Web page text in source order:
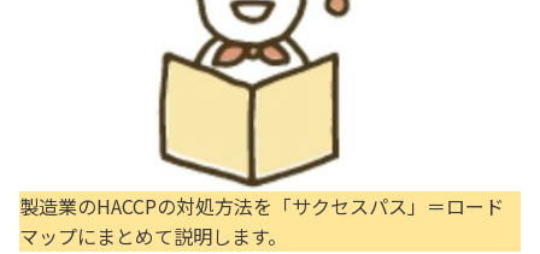
製造業のHACCPの対処方法を「サクセスパス」＝ロード
マップにまとめて説明します。